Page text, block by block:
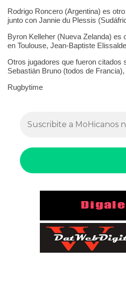
Rodrigo Roncero (Argentina) es
junto con Jannie du Plessis
Byron Kelleher (Nueva Zelanda) es
en Toulouse, Jean-Baptiste
Otros jugadores que fueron
Sebastián Bruno (todos de
Rugbytime